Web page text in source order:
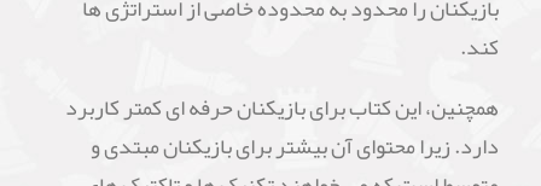
کند.
همچنین، این کتاب برای بازیکنان حرفه ای کمتر کاربرد
دارد. زیرا محتوای آن بیشتر برای بازیکنان مبتدی و